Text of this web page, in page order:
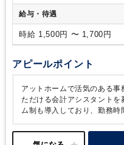
所）
給与・待遇
時給 1,500円 〜 1,700円
アピールポイント
アットホームで活気のある事
ただける会計アシスタントを
ム制も導入しており、勤務時
護との両立も叶いやすい環境